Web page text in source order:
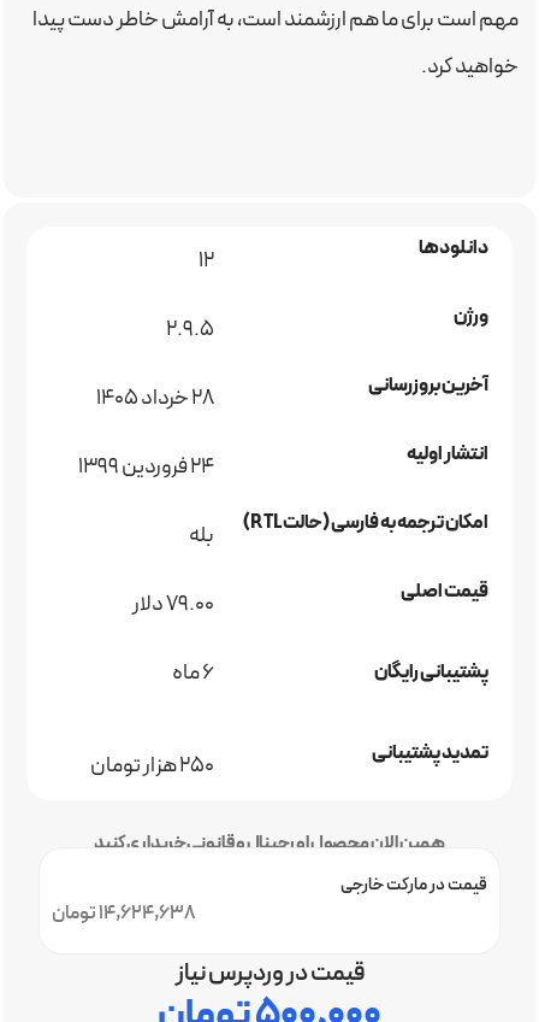
مهم است برای ما هم ارزشمند است، به آرامش خاطر دست پیدا
خواهید کرد.
دانلودها 12
ورژن 2.9.5
آخرین بروزرسانی 28 خرداد 1405
انتشار اولیه 24 فروردین 1399
امکان ترجمه به فارسی (حالت RTL) بله
قیمت اصلی 79.00 دلار
پشتیبانی رایگان 6 ماه
تمدید پشتیبانی 250 هزار تومان
همین الان محصول اورجینال و قانونی خریداری کنید
14,624,638 تومان
قیمت در مارکت خارجی
قیمت در وردپرس نیاز